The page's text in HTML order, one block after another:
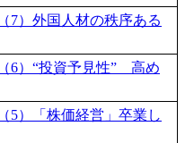
7）外国人材の秩序ある
6）“投資予見性” 高め
5）「株価経営」卒業し